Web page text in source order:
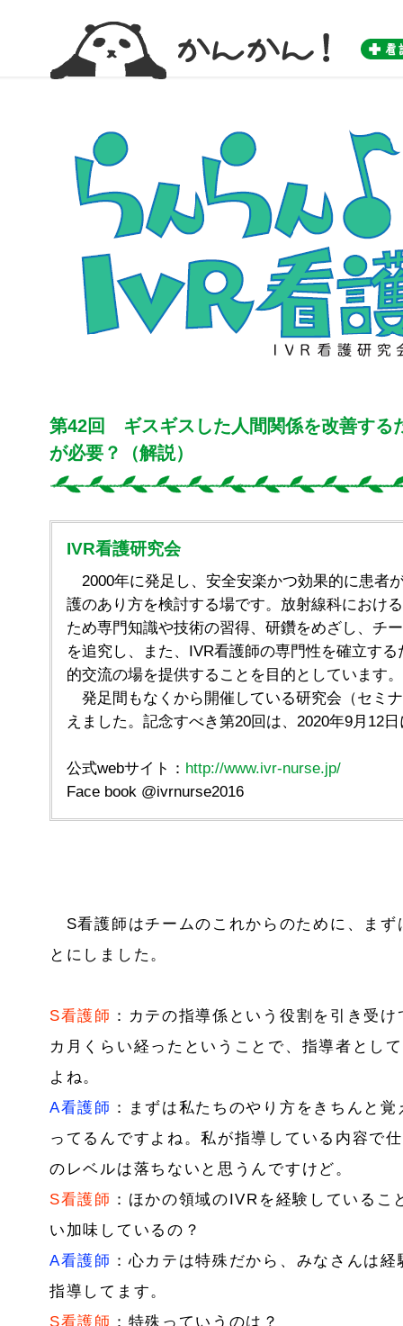
第42回 ギスギスした人間関係を改善する
が必要？（解説）
IVR看護研究会
2000年に発足し、安全安楽かつ効果的に患者
護のあり方を検討する場です。放射線科におけ
ため専門知識や技術の習得、研鑽をめざし、チ
を追究し、また、IVR看護師の専門性を確立す
的交流の場を提供することを目的としています。
発足間もなくから開催している研究会（セミ
えました。記念すべき第20回は、2020年9月12
公式webサイト： http://www.ivr-nurse.jp/
Face book @ivrnurse2016
S看護師はチームのこれからのために、まず
とにしました。
S看護師 ：カテの指導係という役割を引き受
カ月くらい経ったということで、指導者とし
よね。
A看護師 ：まずは私たちのやり方をきちんと
ってるんですよね。私が指導している内容で
のレベルは落ちないと思うんですけど。
S看護師 ：ほかの領域のIVRを経験している
い加味しているの？
A看護師 ：心カテは特殊だから、みなさんは
指導してます。
S看護師 ：特殊っていうのは？